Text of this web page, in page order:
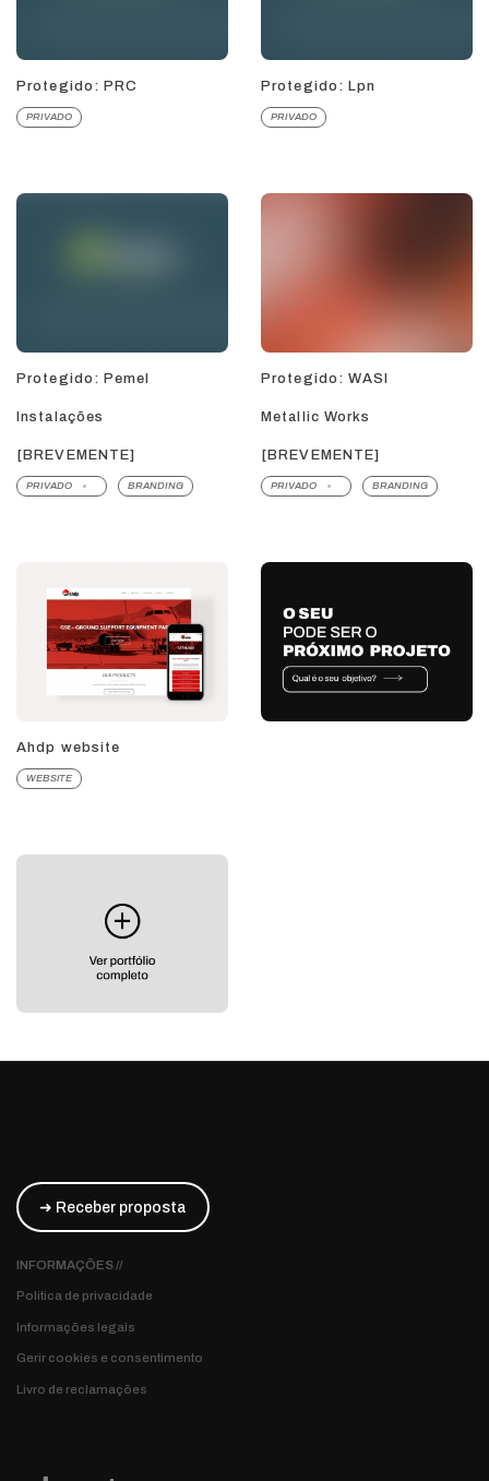
Protegido: PRC
PRIVADO
Protegido: Lpn
PRIVADO
Protegido: Pemel
Instalações
[BREVEMENTE]
PRIVADO BRANDING
Protegido: WASI
Metallic Works
[BREVEMENTE]
PRIVADO BRANDING
Ahdp website
WEBSITE
➜ Receber proposta
INFORMAÇÕES //
Política de privacidade
Informações legais
Gerir cookies e consentimento
Livro de reclamações